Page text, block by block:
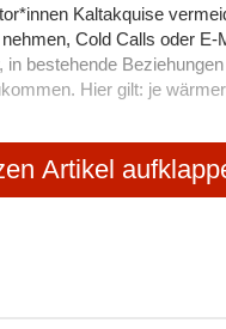
Kaltakquise
Cold Calls oder
bestehende
Hier gilt: je
zu Investor*innen
kann schnell zu
Artikel